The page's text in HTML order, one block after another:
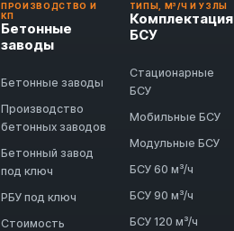
ПРОИЗВОДСТВО И
КП
Бетонные
заводы
Бетонные заводы
Производство
бетонных заводов
Бетонный завод
под ключ
РБУ под ключ
Стоимость
ТИПЫ, М³/Ч И УЗЛЫ
Комплектация
БСУ
Стационарные
БСУ
Мобильные БСУ
Модульные БСУ
БСУ 60 м³/ч
БСУ 90 м³/ч
БСУ 120 м³/ч